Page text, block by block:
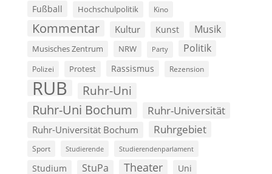
Fußball Hochschulpolitik Kino
Kommentar Kultur Kunst Musik
Musisches Zentrum NRW Party Politik
Polizei Protest Rassismus Rezension
RUB Ruhr-Uni
Ruhr-Uni Bochum Ruhr-Universität
Ruhr-Universität Bochum Ruhrgebiet
Sport Studierende Studierendenparlament
Studium StuPa Theater Uni